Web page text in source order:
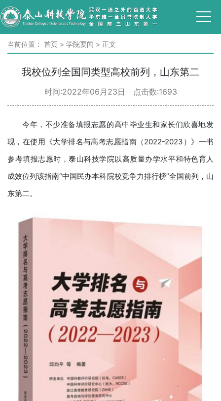
当前位置： 首页 > 学院要闻 > 正文
我校位列全国同类型高校前列，山东第二
时间:2022年06月23日 点击数:1693
今年，不少准备填报志愿的高中毕业生和家长们欣喜地发
现，在使用《大学排名与高考志愿指南（2022-2023）》一书
参考填报志愿时，泰山科技学院以高质量办学水平和特色育人
成效位列该指南“中国民办本科院校竞争力排行榜”全国前列，山
东第二。